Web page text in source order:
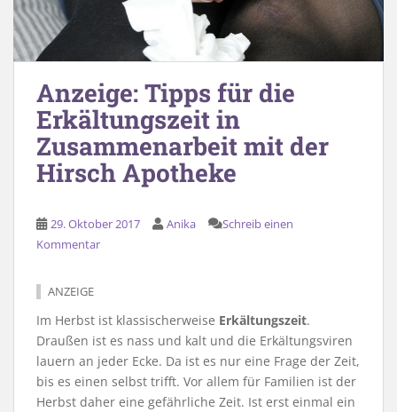
Anzeige: Tipps für die
Erkältungszeit in
Zusammenarbeit mit der
Hirsch Apotheke
29. Oktober 2017 Anika
Schreib einen
Kommentar
ANZEIGE
Im Herbst ist klassischerweise Erkältungszeit.
Draußen ist es nass und kalt und die Erkältungsviren
lauern an jeder Ecke. Da ist es nur eine Frage der Zeit,
bis es einen selbst trifft. Vor allem für Familien ist der
Herbst daher eine gefährliche Zeit. Ist erst einmal ein